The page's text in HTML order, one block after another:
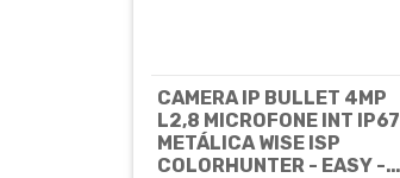
CAMERA IP BULLET 4MP
L2,8 MICROFONE INT IP67
METÁLICA WISE ISP
COLORHUNTER - EASY -